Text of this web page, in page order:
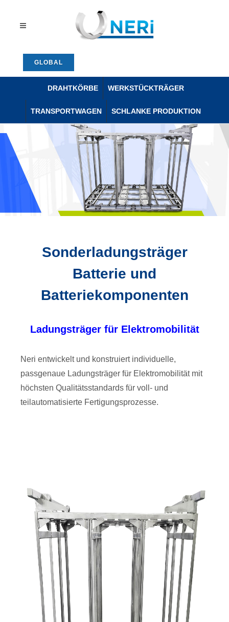
GLOBAL
DRAHTKÖRBE WERKSTÜCKTRÄGER
TRANSPORTWAGEN SCHLANKE PRODUKTION
Sonderladungsträger
Batterie und
Batteriekomponenten
Ladungsträger für Elektromobilität
Neri entwickelt und konstruiert individuelle,
passgenaue Ladungsträger für Elektromobilität mit
höchsten Qualitätsstandards für voll- und
teilautomatisierte Fertigungsprozesse.